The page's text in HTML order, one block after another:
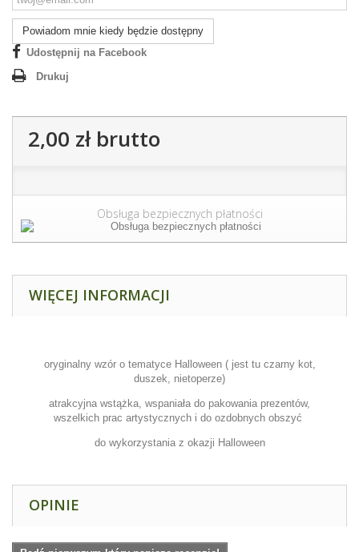
Powiadom mnie kiedy będzie dostępny
Udostępnij na Facebook
Drukuj
2,00 złbrutto
Obsługa bezpiecznych płatności
WIĘCEJ INFORMACJI
oryginalny wzór o tematyce Halloween ( jest tu czarny kot,
duszek, nietoperze)
atrakcyjna wstążka, wspaniała do pakowania prezentów,
wszelkich prac artystycznych i do ozdobnych obszyć
do wykorzystania z okazji Halloween
OPINIE